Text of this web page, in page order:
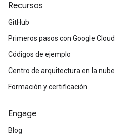
Recursos
GitHub
Primeros pasos con Google Cloud
Códigos de ejemplo
Centro de arquitectura en la nube
Formación y certificación
Engage
Blog